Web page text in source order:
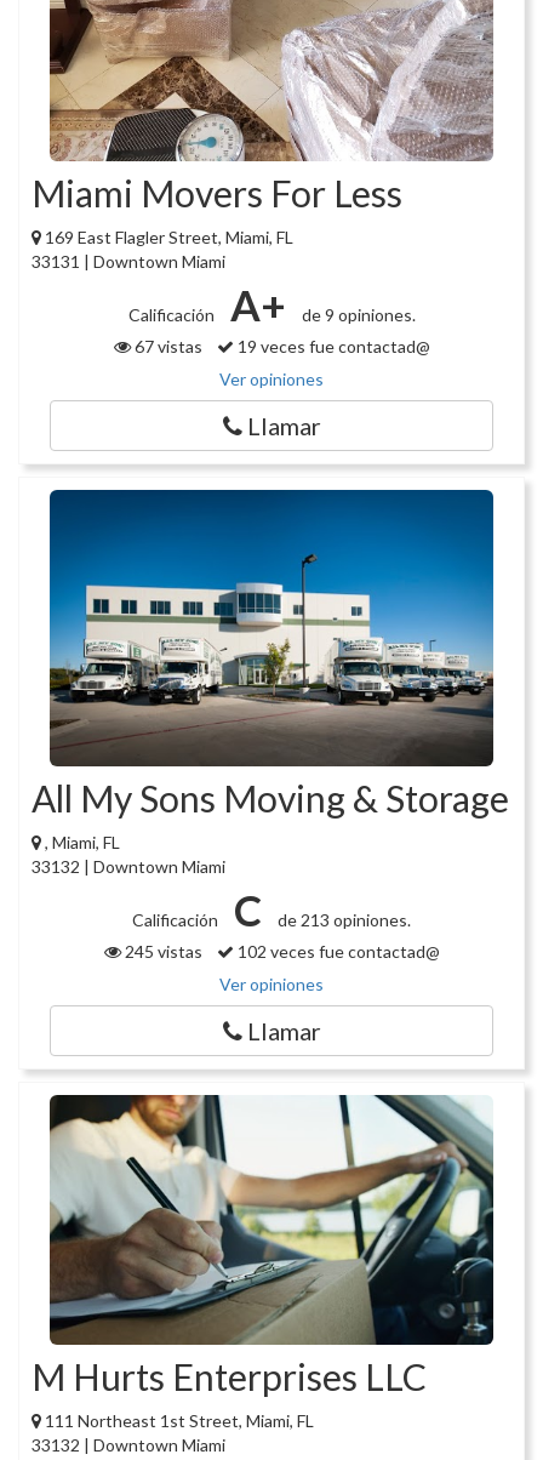
Miami Movers For Less
169 East Flagler Street, Miami, FL
33131 | Downtown Miami
Calificación A+
de 9 opiniones.
67 vistas
19 veces fue contactad@
Ver opiniones
Llamar
All My Sons Moving & Storage
, Miami, FL
33132 | Downtown Miami
Calificación C
de 213 opiniones.
245 vistas
102 veces fue contactad@
Ver opiniones
Llamar
M Hurts Enterprises LLC
111 Northeast 1st Street, Miami, FL
33132 | Downtown Miami